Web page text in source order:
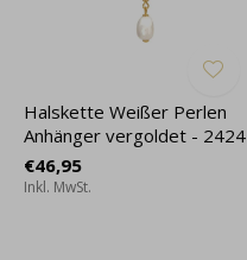
Halskette Weißer Perlen
Anhänger vergoldet - 2424
€46,95
Inkl. MwSt.